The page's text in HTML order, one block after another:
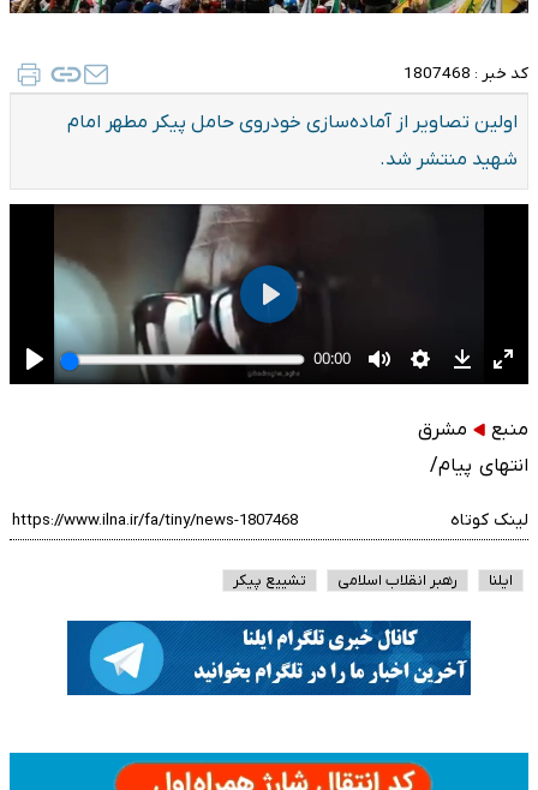
کد خبر : 1807468
اولین تصاویر از آماده‌سازی خودروی حامل پیکر مطهر امام
شهید منتشر شد.
منبع
مشرق
انتهای پیام/
لینک کوتاه
ایلنا رهبر انقلاب اسلامی تشییع پیکر